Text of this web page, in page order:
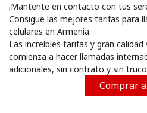
o
¡Mantente en contacto con tus
Consigue las mejores tarifas para
celulares en Armenia.
Las increíbles tarifas y gran
comienza a hacer llamadas
adicionales, sin contrato y sin
Comprar